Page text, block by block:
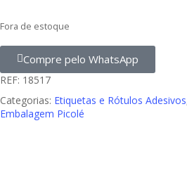
Fora de estoque
Compre pelo WhatsApp
REF: 18517
Categorias: Etiquetas e Rótulos Adesivos
Embalagem Picolé